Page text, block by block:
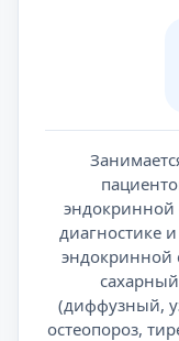
эндокринной
диагностике
эндокринной
(диффузный,
остеопороз,